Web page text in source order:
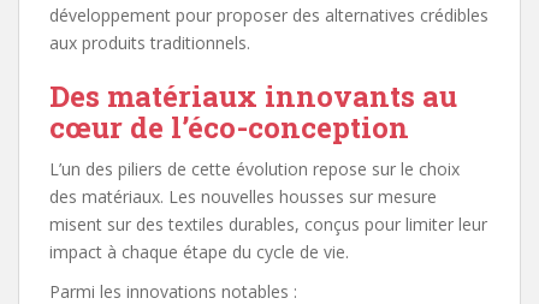
développement pour proposer des alternatives crédibles
aux produits traditionnels.
Des matériaux innovants au
cœur de l’éco-conception
L’un des piliers de cette évolution repose sur le choix
des matériaux. Les nouvelles housses sur mesure
misent sur des textiles durables, conçus pour limiter leur
impact à chaque étape du cycle de vie.
Parmi les innovations notables :